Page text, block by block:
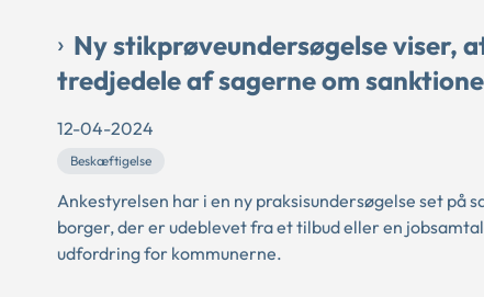
Ny stikprøveundersøgelse viser,
tredjedele af sagerne om
12-04-2024
Beskæftigelse
Ankestyrelsen har i en ny praksisundersøgelse set
borger, der er udeblevet fra et tilbud eller en
udfordring for kommunerne.